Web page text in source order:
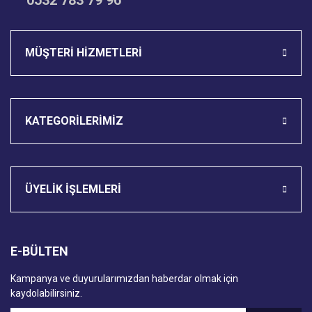
MÜŞTERİ HİZMETLERİ
KATEGORİLERİMİZ
ÜYELİK İŞLEMLERİ
E-BÜLTEN
Kampanya ve duyurularımızdan haberdar olmak için
kaydolabilirsiniz.